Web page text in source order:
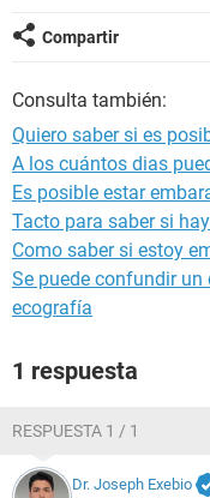
Compartir
Consulta también:
Quiero saber si es
A los cuántos dias
Es posible estar
Tacto para saber si
Como saber si estoy
Se puede confundir
ecografía
1 respuesta
RESPUESTA 1 / 1
Dr. Joseph Exebio